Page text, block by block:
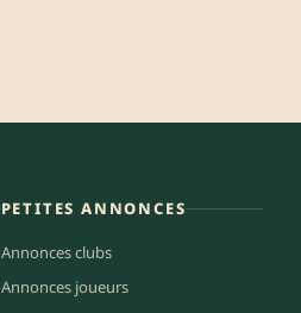
PETITES ANNONCES
Annonces clubs
Annonces joueurs